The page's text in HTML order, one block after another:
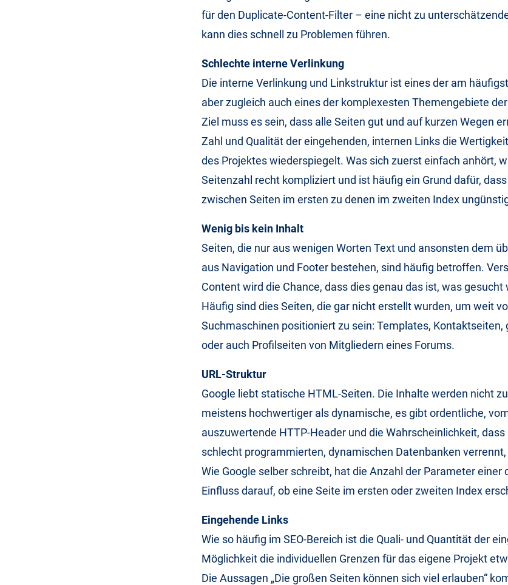
für den Duplicate-Content-Filter – eine nicht zu
kann dies schnell zu Problemen führen.
Schlechte interne Verlinkung
Die interne Verlinkung und Linkstruktur ist eines der am
aber zugleich auch eines der komplexesten Themengebiete
Ziel muss es sein, dass alle Seiten gut und auf kurzen Wegen
Zahl und Qualität der eingehenden, internen Links die
des Projektes wiederspiegelt. Was sich zuerst einfach anhört,
Seitenzahl recht kompliziert und ist häufig ein Grund dafür,
zwischen Seiten im ersten zu denen im zweiten Index
Wenig bis kein Inhalt
Seiten, die nur aus wenigen Worten Text und ansonsten dem
aus Navigation und Footer bestehen, sind häufig betroffen.
Content wird die Chance, dass dies genau das ist, was gesucht
Häufig sind dies Seiten, die gar nicht erstellt wurden, um weit
Suchmaschinen positioniert zu sein: Templates, Kontaktseiten,
oder auch Profilseiten von Mitgliedern eines Forums.
URL-Struktur
Google liebt statische HTML-Seiten. Die Inhalte werden nicht
meistens hochwertiger als dynamische, es gibt ordentliche,
auszuwertende HTTP-Header und die Wahrscheinlichkeit, dass
schlecht programmierten, dynamischen Datenbanken
Wie Google selber schreibt, hat die Anzahl der Parameter einer
Einfluss darauf, ob eine Seite im ersten oder zweiten Index
Eingehende Links
Wie so häufig im SEO-Bereich ist die Quali- und Quantität der
Möglichkeit die individuellen Grenzen für das eigene Projekt
Die Aussagen „Die großen Seiten können sich viel erlauben“